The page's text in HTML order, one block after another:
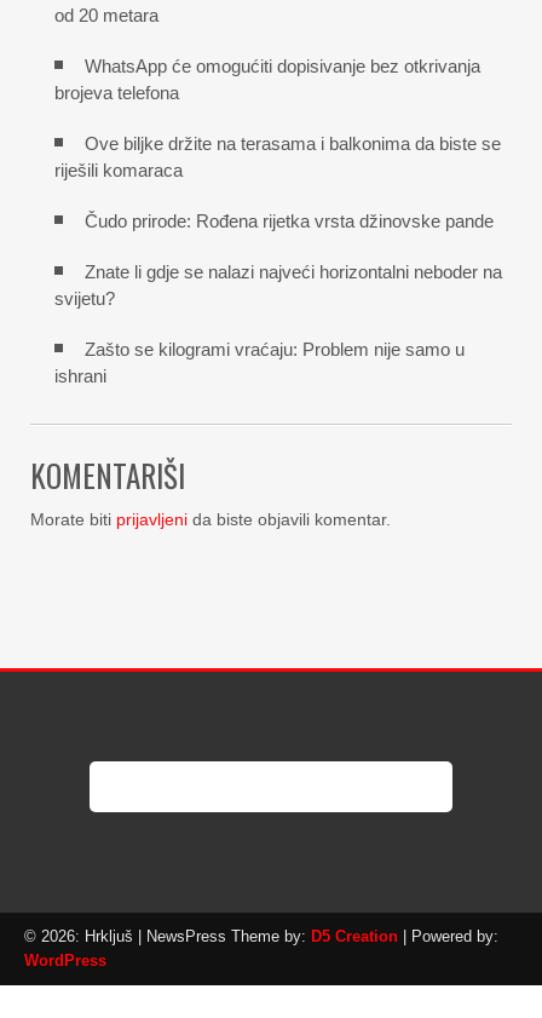
od 20 metara
WhatsApp će omogućiti dopisivanje bez otkrivanja
brojeva telefona
Ove biljke držite na terasama i balkonima da biste se
riješili komaraca
Čudo prirode: Rođena rijetka vrsta džinovske pande
Znate li gdje se nalazi najveći horizontalni neboder na
svijetu?
Zašto se kilogrami vraćaju: Problem nije samo u
ishrani
KOMENTARIŠI
Morate biti prijavljeni da biste objavili komentar.
© 2026: Hrkljuš | NewsPress Theme by: D5 Creation | Powered by:
WordPress